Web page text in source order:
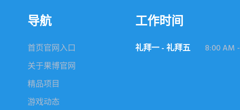
导航
首页官网入口
关于果博官网
精品项目
游戏动态
工作时间
礼拜一 - 礼拜五 8:00 AM